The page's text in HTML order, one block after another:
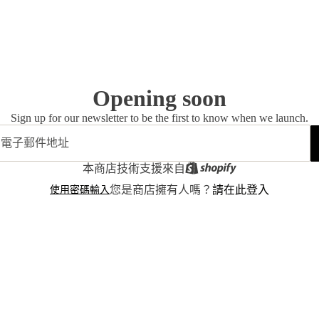
Opening soon
Sign up for our newsletter to be the first to know when we launch.
本商店技術支援來自
使用密碼輸入您是商店擁有人嗎？ 請在此登入